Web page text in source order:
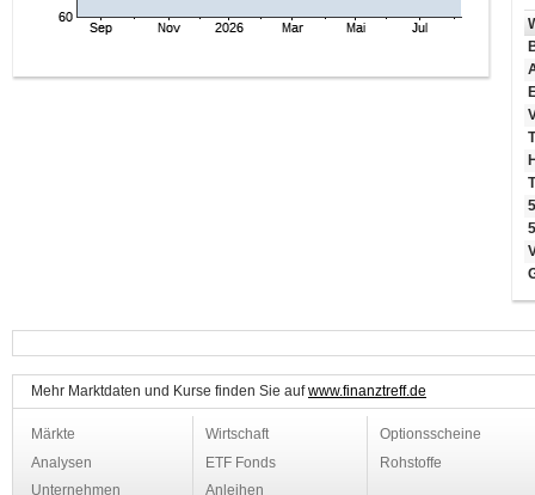
Mehr Marktdaten und Kurse finden Sie aufwww.finanztreff.de
Märkte
Analysen
Unternehmen
Wirtschaft
ETF Fonds
Anleihen
Optionsscheine
Rohstoffe